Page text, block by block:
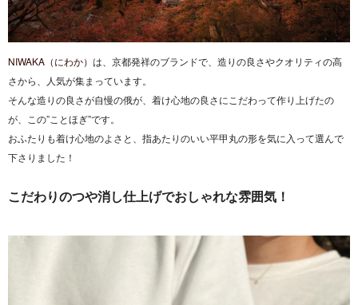
NIWAKA（にわか） は、京都発祥のブランドで、造りの良さやクオリティの高
さから、人気が集まっています。
そんな造りの良さが自慢の俄が、着け心地の良さにこだわって作り上げたの
が、この”ことほぎ”です。
おふたりも着け心地のよさと、指あたりのいい平甲丸の形を気に入って選んで
下さりました！
こだわりのつや消し仕上げでおしゃれな雰囲気！